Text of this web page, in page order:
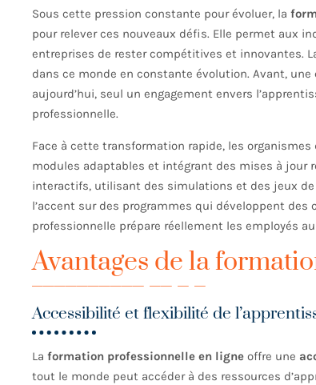
Sous cette pression constante pour évoluer, la
pour relever ces nouveaux défis. Elle permet aux
entreprises de rester compétitives et innovantes.
dans ce monde en constante évolution. Avant,
aujourd’hui, seul un engagement envers
professionnelle.
Face à cette transformation rapide, les
modules adaptables et intégrant des mises à jour
interactifs, utilisant des simulations et des jeux
l’accent sur des programmes qui développent
professionnelle prépare réellement les employés
Avantages de la
Accessibilité et flexibilité de
La formation professionnelle en ligne offre une
tout le monde peut accéder à des ressources